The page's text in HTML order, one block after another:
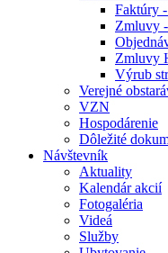
Faktúry
Zmluvy
Zmluvy
Výrub
Verejné
VZN
Hospodárenie
Dôležité
Návštevník
Aktuality
Kalendár akcií
Fotogaléria
Videá
Služby